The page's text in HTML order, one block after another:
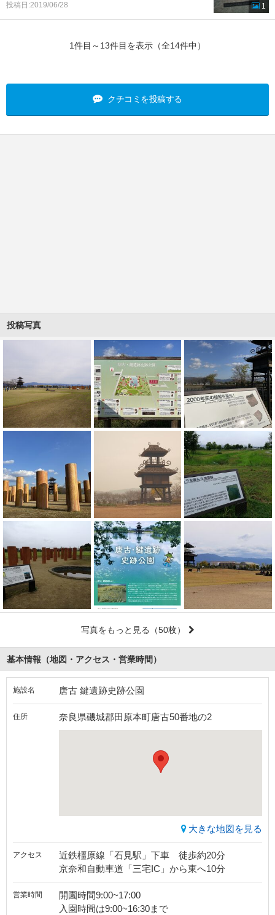
投稿日:2019/06/28
1
1件目～13件目を表示（全14件中）
クチコミを投稿する
投稿写真
写真をもっと見る （50枚）
基本情報（地図・アクセス・営業時間）
施設名 唐古 鍵遺跡史跡公園
住所 奈良県磯城郡田原本町唐古50番地の2
大きな地図を見る
アクセス
近鉄橿原線「石見駅」下車 徒歩約20分
京奈和自動車道「三宅IC」から東へ10分
営業時間
開園時間9:00~17:00
入園時間は9:00~16:30まで